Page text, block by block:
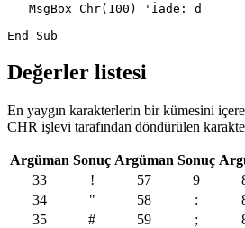
   MsgBox Chr(100) 'İade: d
Değerler listesi
En yaygın karakterlerin bir kümesini
CHR işlevi tarafından döndürülen
Argüman Sonuç Argüman Sonuç
33
! 57 9
34
" 58 :
35
# 59 ;